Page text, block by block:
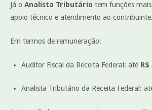
Já o Analista Tributário tem funções
apoio técnico e atendimento ao contribuinte.
Em termos de remuneração:
Auditor Fiscal da Receita Federal: até R$
Analista Tributário da Receita Federal: